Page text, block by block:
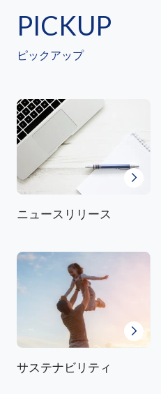
PICKUP
ピックアップ
ニュースリリース
サステナビリティ